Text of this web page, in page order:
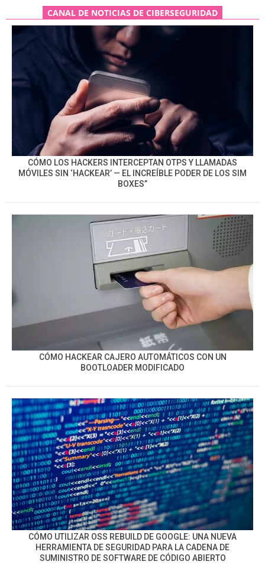
CANAL DE NOTICIAS DE CIBERSEGURIDAD
CÓMO LOS HACKERS INTERCEPTAN OTPS Y LLAMADAS
MÓVILES SIN ‘HACKEAR’ — EL INCREÍBLE PODER DE LOS SIM
BOXES”
CÓMO HACKEAR CAJERO AUTOMÁTICOS CON UN
BOOTLOADER MODIFICADO
CÓMO UTILIZAR OSS REBUILD DE GOOGLE: UNA NUEVA
HERRAMIENTA DE SEGURIDAD PARA LA CADENA DE
SUMINISTRO DE SOFTWARE DE CÓDIGO ABIERTO